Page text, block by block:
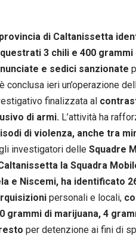
di Caltanissetta
3 chili e 400
e sedici sanzionate
conclusa ieri un’operazione
finalizzata al
di armi. L’attività ha
di violenza, anche tra
investigatori delle Squadre
la Squadra
e Niscemi, ha identificato
personali e locali,
grammi di marijuana, 4
per detenzione ai fini di